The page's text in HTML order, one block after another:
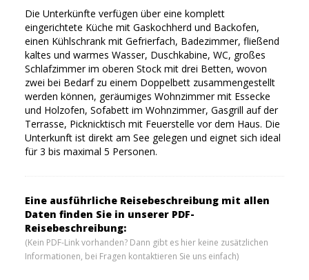
Die Unterkünfte verfügen über eine komplett
eingerichtete Küche mit Gaskochherd und Backofen,
einen Kühlschrank mit Gefrierfach, Badezimmer, fließend
kaltes und warmes Wasser, Duschkabine, WC, großes
Schlafzimmer im oberen Stock mit drei Betten, wovon
zwei bei Bedarf zu einem Doppelbett zusammengestellt
werden können, geräumiges Wohnzimmer mit Essecke
und Holzofen, Sofabett im Wohnzimmer, Gasgrill auf der
Terrasse, Picknicktisch mit Feuerstelle vor dem Haus. Die
Unterkunft ist direkt am See gelegen und eignet sich ideal
für 3 bis maximal 5 Personen.
Eine ausführliche Reisebeschreibung mit allen
Daten finden Sie in unserer PDF-
Reisebeschreibung:
(Kein PDF-Link vorhanden? Dann gibt es hier keine zusätzlichen
Informationen, bei Fragen kontaktieren Sie uns einfach)